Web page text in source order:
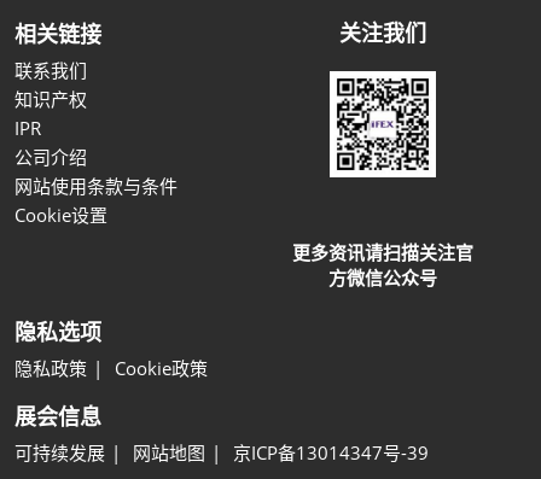
相关链接
联系我们
知识产权
IPR
公司介绍
网站使用条款与条件
Cookie设置
关注我们
更多资讯请扫描关注官
方微信公众号
隐私选项
隐私政策 Cookie政策
展会信息
可持续发展 网站地图 京ICP备13014347号-39